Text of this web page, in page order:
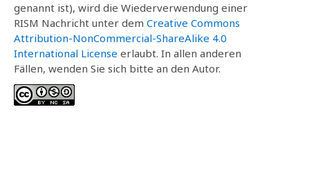
genannt ist), wird die Wiederverwendung einer
RISM Nachricht unter dem Creative Commons
Attribution-NonCommercial-ShareAlike 4.0
International License erlaubt. In allen anderen
Fällen, wenden Sie sich bitte an den Autor.